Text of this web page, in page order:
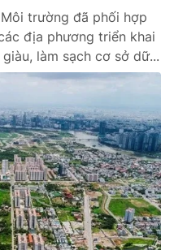
trường đã phối hợp
địa phương triển khai
làm sạch cơ sở dữ...